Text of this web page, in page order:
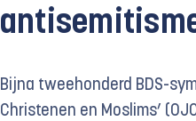
Bijna tweehonderd BDS-
Christenen en Moslims’